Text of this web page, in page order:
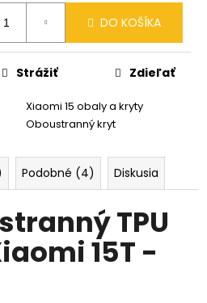
DO KOŠÍKA
Xiaomi 15 obaly a kryty
Oboustranný kryt
Strážiť Zdieľať
Podobné (4) Diskusia
TPU
15T -